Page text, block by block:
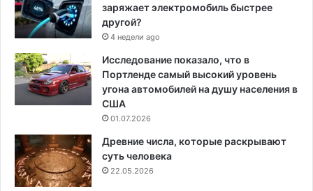
заряжает электромобиль быстрее
другой?
4 недели ago
Исследование показало, что в
Портленде самый высокий уровень
угона автомобилей на душу населения в
США
01.07.2026
Древние числа, которые раскрывают
суть человека
22.05.2026